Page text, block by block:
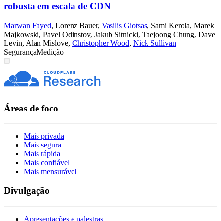
robusta em escala de CDN
Marwan Fayed, Lorenz Bauer, Vasilis Giotsas, Sami Kerola, Marek
Majkowski, Pavel Odinstov, Jakub Sitnicki, Taejoong Chung, Dave
Levin, Alan Mislove, Christopher Wood, Nick Sullivan
SegurançaMedição
Áreas de foco
Mais privada
Mais segura
Mais rápida
Mais confiável
Mais mensurável
Divulgação
Apresentações e palestras